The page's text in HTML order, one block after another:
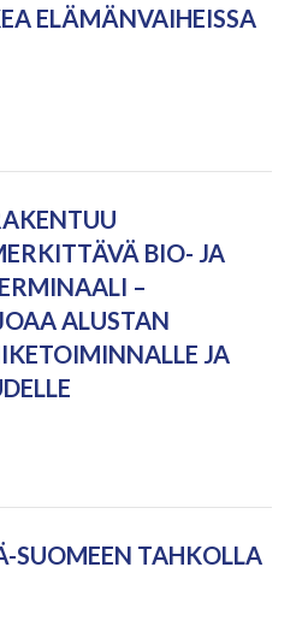
ELÄMÄNVAIHEISSA
BIO- JA
–
ALUSTAN
JA
SUOMEEN TAHKOLLA